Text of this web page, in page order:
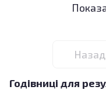
Назад
Годівниці для